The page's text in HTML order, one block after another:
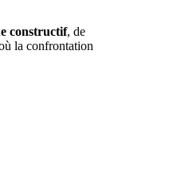
constructif, de
la confrontation